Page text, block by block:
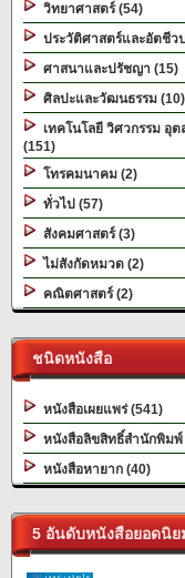
วิทยาศาสตร์ (54)
ประวัติศาสตร์และอัตชีว
ศาสนาและปรัชญา (15)
ศิลปะและวัฒนธรรม (10)
เทคโนโลยี วิศวกรรม อุต
(151)
โทรคมนาคม (2)
ทั่วไป (57)
สังคมศาสตร์ (3)
ไม่สังกัดหมวด (2)
คณิตศาสตร์ (2)
ชนิดหนังสือ
หนังสือเผยแพร่ (541)
หนังสือลิขสิทธิ์สำนักพิมพ์
หนังสือหายาก (40)
5 อันดับหนังสือยอดนิย